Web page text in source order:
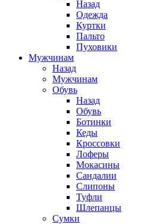
Назад
Одежда
Куртки
Пальто
Пуховики
Мужчинам
Назад
Мужчинам
Обувь
Назад
Обувь
Ботинки
Кеды
Кроссовки
Лоферы
Мокасины
Сандалии
Слипоны
Туфли
Шлепанцы
Сумки